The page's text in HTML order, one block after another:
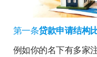
第一条贷款申请结构
例如你的名下有多家